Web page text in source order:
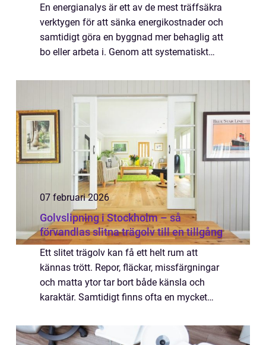
En energianalys är ett av de mest träffsäkra
verktygen för att sänka energikostnader och
samtidigt göra en byggnad mer behaglig att
bo eller arbeta i. Genom att systematiskt
el och ventilation går det att hi...
07 februari 2026
Golvslipning i Stockholm – så
förvandlas slitna trägolv till en tillgång
Ett slitet trägolv kan få ett helt rum att
kännas trött. Repor, fläckar, missfärgningar
och matta ytor tar bort både känsla och
karaktär. Samtidigt finns ofta en mycket